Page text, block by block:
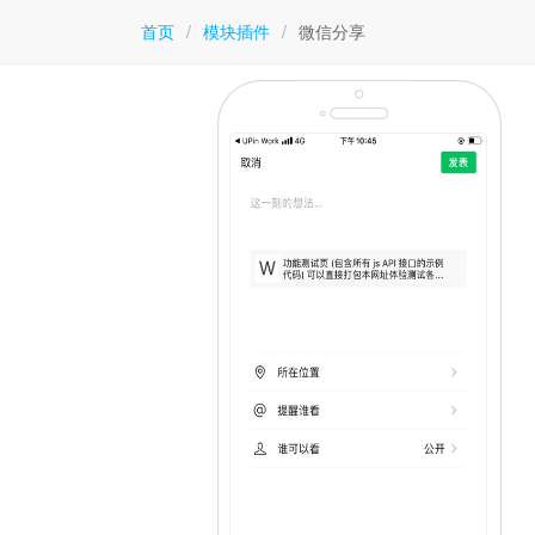
首页 / 模块插件 / 微信分享